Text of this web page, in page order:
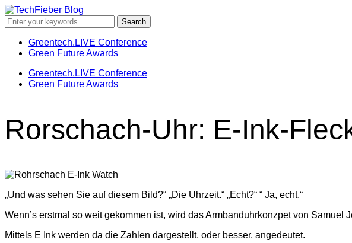
Greentech.LIVE Conference
Green Future Awards
Greentech.LIVE Conference
Green Future Awards
Rorschach-Uhr: E-Ink-
„Und was sehen Sie auf diesem Bild?“ „Die Uhrzeit.“ „Echt?“ “ Ja, echt.“
Wenn’s erstmal so weit gekommen ist, wird das Armbanduhrkonzpet von
Mittels E Ink werden da die Zahlen dargestellt, oder besser, angedeutet.